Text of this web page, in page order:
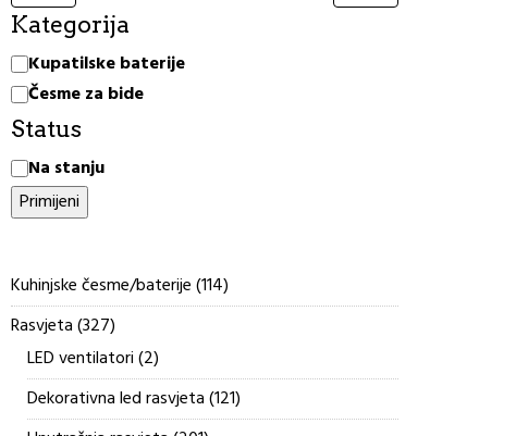
Kategorija
Kategorija
Kupatilske baterije
Česme za bide
Status
Status
Na stanju
Primijeni
Kuhinjske česme/baterije 114114
proizvoda
Rasvjeta 327327
proizvoda
LED ventilatori 22
proizvoda
Dekorativna led rasvjeta 121121
proizvod